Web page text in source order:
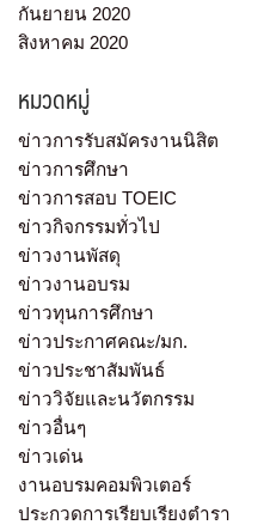
กันยายน 2020
สิงหาคม 2020
หมวดหมู่
ข่าวการรับสมัครงานนิสิต
ข่าวการศึกษา
ข่าวการสอบ TOEIC
ข่าวกิจกรรมทั่วไป
ข่าวงานพัสดุ
ข่าวงานอบรม
ข่าวทุนการศึกษา
ข่าวประกาศคณะ/มก.
ข่าวประชาสัมพันธ์
ข่าววิจัยและนวัตกรรม
ข่าวอื่นๆ
ข่าวเด่น
งานอบรมคอมพิวเตอร์
ประกวดการเรียบเรียงตำรา